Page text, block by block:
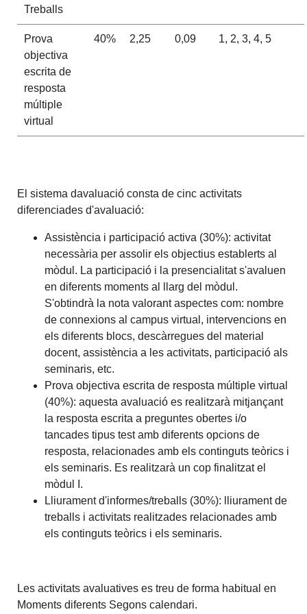
Treballs
Prova
objectiva
escrita de
resposta
múltiple
virtual
40% 2,25 0,09 1, 2, 3, 4, 5
El sistema davaluació consta de cinc activitats
diferenciades d'avaluació:
Assistència i participació activa (30%): activitat
necessària per assolir els objectius establerts al
mòdul. La participació i la presencialitat s'avaluen
en diferents moments al llarg del mòdul.
S'obtindrà la nota valorant aspectes com: nombre
de connexions al campus virtual, intervencions en
els diferents blocs, descàrregues del material
docent, assistència a les activitats, participació als
seminaris, etc.
Prova objectiva escrita de resposta múltiple virtual
(40%): aquesta avaluació es realitzarà mitjançant
la resposta escrita a preguntes obertes i/o
tancades tipus test amb diferents opcions de
resposta, relacionades amb els continguts teòrics i
els seminaris. Es realitzarà un cop finalitzat el
mòdul I.
Lliurament d'informes/treballs (30%): lliurament de
treballs i activitats realitzades relacionades amb
els continguts teòrics i els seminaris.
Les activitats avaluatives es treu de forma habitual en
Moments diferents Segons calendari.